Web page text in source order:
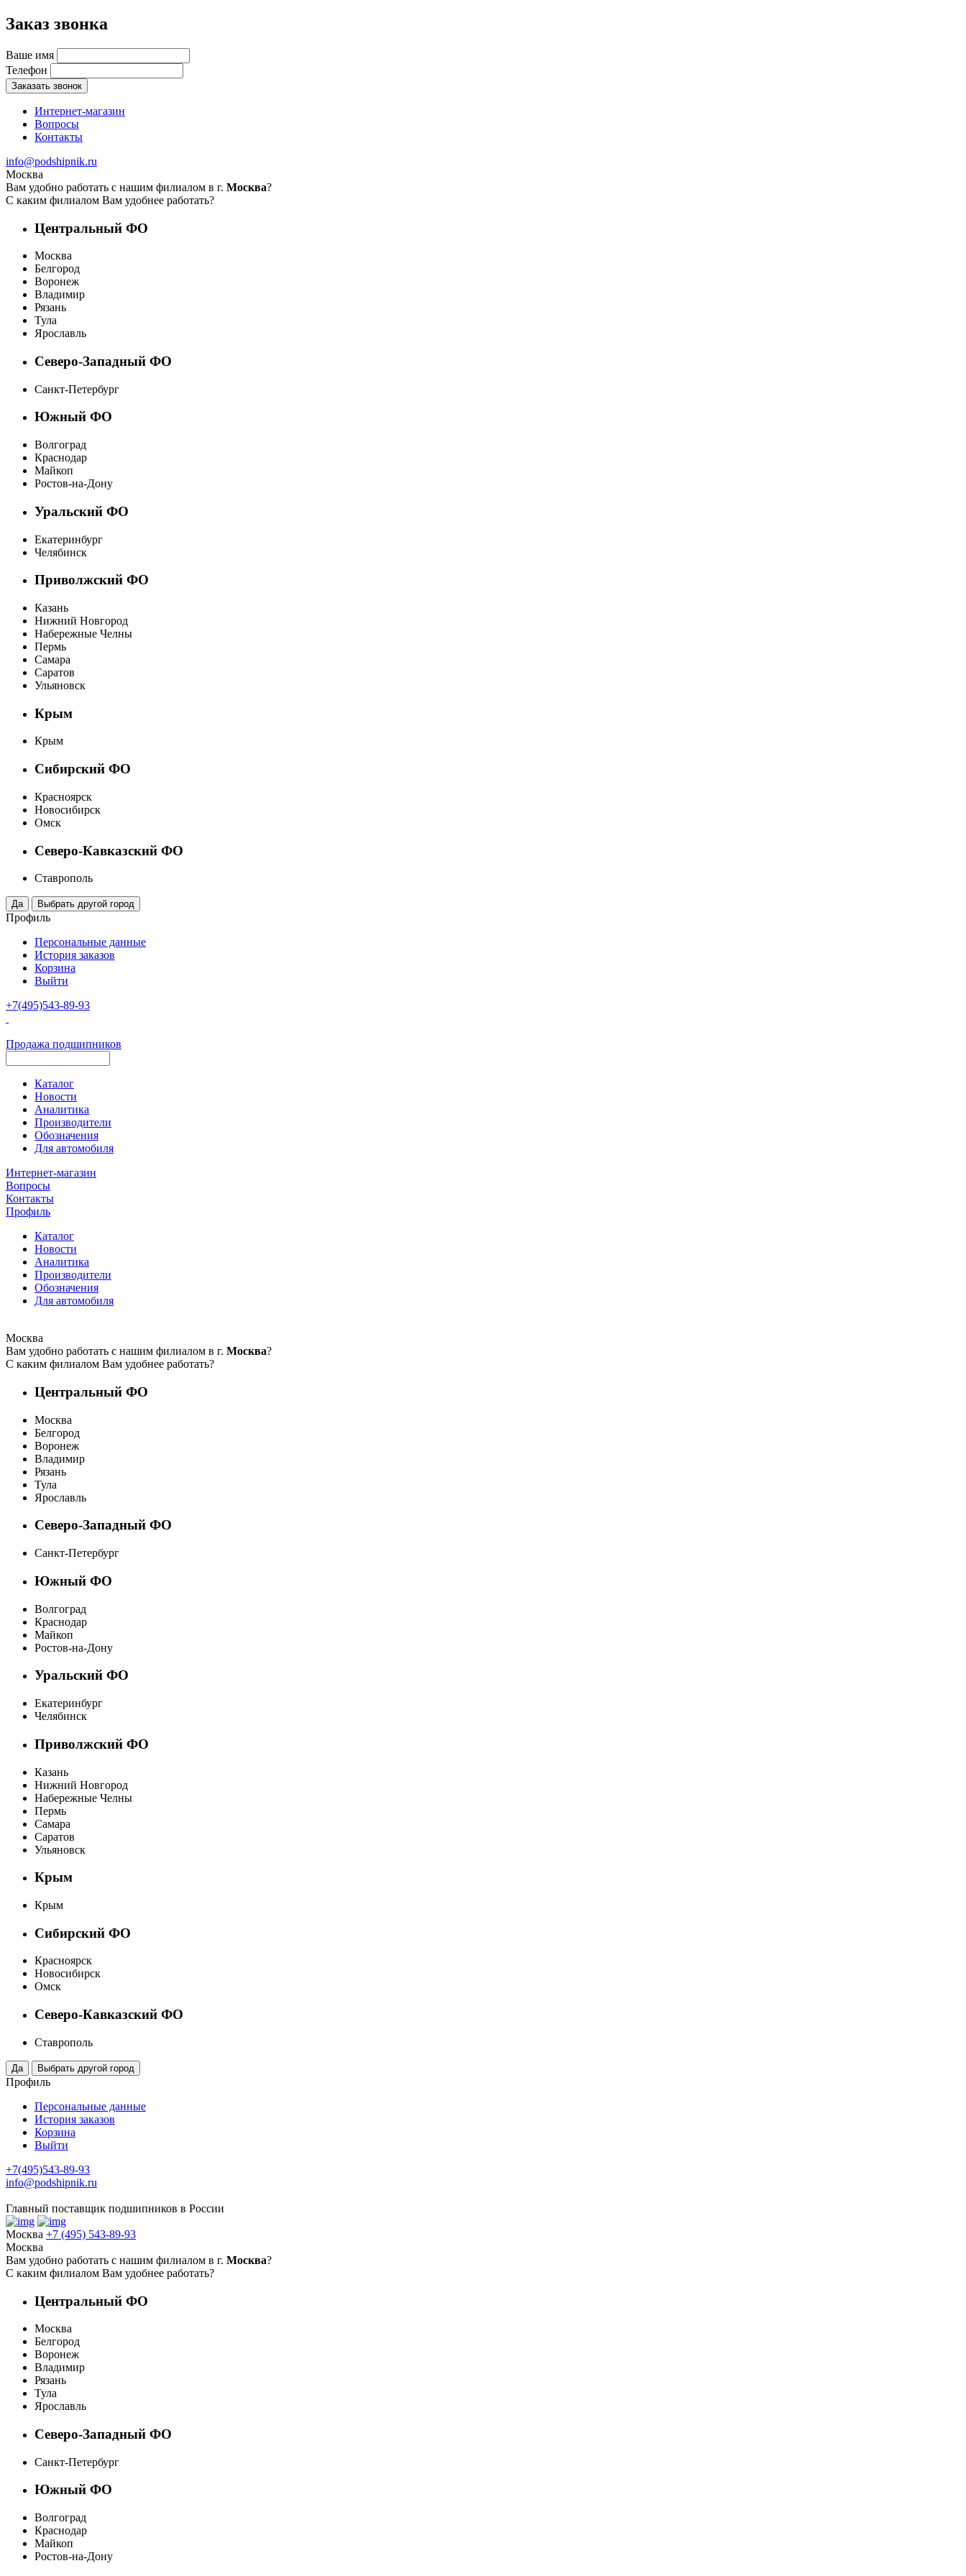
Заказ звонка
Ваше имя
Телефон
Заказать звонок
Интернет-магазин
Вопросы
Контакты
info@podshipnik.ru
Москва
Вам удобно работать с нашим филиалом в г. Москва?
С каким филиалом Вам удобнее работать?
Центральный ФО
Москва
Белгород
Воронеж
Владимир
Рязань
Тула
Ярославль
Северо-Западный ФО
Санкт-Петербург
Южный ФО
Волгоград
Краснодар
Майкоп
Ростов-на-Дону
Уральский ФО
Екатеринбург
Челябинск
Приволжский ФО
Казань
Нижний Новгород
Набережные Челны
Пермь
Самара
Саратов
Ульяновск
Крым
Крым
Сибирский ФО
Красноярск
Новосибирск
Омск
Северо-Кавказский ФО
Ставрополь
Профиль
Персональные данные
История заказов
Корзина
Выйти
+7(495)543-89-93
Продажа подшипников
Каталог
Новости
Аналитика
Производители
Обозначения
Для автомобиля
Интернет-магазин
Вопросы
Контакты
Профиль
Каталог
Новости
Аналитика
Производители
Обозначения
Для автомобиля
Москва
Вам удобно работать с нашим филиалом в г. Москва?
С каким филиалом Вам удобнее работать?
Центральный ФО
Москва
Белгород
Воронеж
Владимир
Рязань
Тула
Ярославль
Северо-Западный ФО
Санкт-Петербург
Южный ФО
Волгоград
Краснодар
Майкоп
Ростов-на-Дону
Уральский ФО
Екатеринбург
Челябинск
Приволжский ФО
Казань
Нижний Новгород
Набережные Челны
Пермь
Самара
Саратов
Ульяновск
Крым
Крым
Сибирский ФО
Красноярск
Новосибирск
Омск
Северо-Кавказский ФО
Ставрополь
Профиль
Персональные данные
История заказов
Корзина
Выйти
+7(495)543-89-93
info@podshipnik.ru
Главный поставщик подшипников в России
Москва +7 (495) 543-89-93
Москва
Вам удобно работать с нашим филиалом в г. Москва?
С каким филиалом Вам удобнее работать?
Центральный ФО
Москва
Белгород
Воронеж
Владимир
Рязань
Тула
Ярославль
Северо-Западный ФО
Санкт-Петербург
Южный ФО
Волгоград
Краснодар
Майкоп
Ростов-на-Дону